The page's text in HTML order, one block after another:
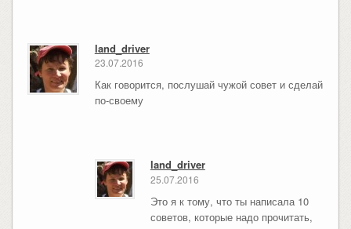
land_driver
23.07.2016
Как говорится, послушай чужой совет и сделай
по-своему
land_driver
25.07.2016
Это я к тому, что ты написала 10
советов, которые надо прочитать,